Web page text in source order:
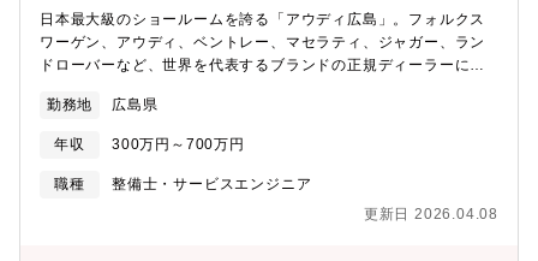
日本最大級のショールームを誇る「アウディ広島」。フォルクス
ワーゲン、アウディ、ベントレー、マセラティ、ジャガー、ラン
ドローバーなど、世界を代表するブランドの正規ディーラーにて
ディの整備をお任せ致します。基本的に整備だけのため、顧客と
の接客などは発生致しません。整備に対して集中できる環境で
す。【具体的には】■点検業務：ハンドル操作やブレーキの利き、
ベルトやオイルの劣化などをチェックし、問題がある箇所の修
どの為、問題がある箇所の修理、部品交換を行います。■国産車の
勤務地 広島県
年収 300万円～700万円
職種
整備士・サービスエンジニア
更新日 2026.04.08